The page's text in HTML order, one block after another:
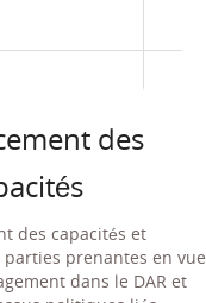
des
des capacités et
prenantes en vue
dans le DAR et